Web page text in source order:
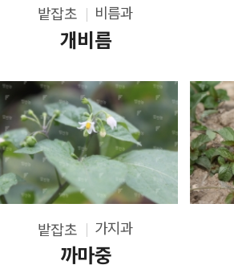
밭잡초 비름과
개비름
밭잡초 가지과
까마중